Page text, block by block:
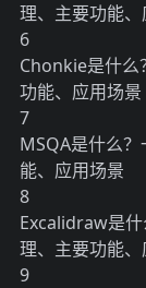
理、主要功能
6
Chonkie是什么
功能、应用场景
7
MSQA是什么
能、应用场景
8
Excalidraw是
理、主要功能
9